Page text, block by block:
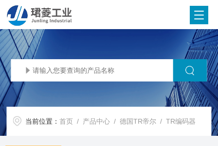
当前位置：首页 / 产品中心 /德国TR帝尔 /TR编码器